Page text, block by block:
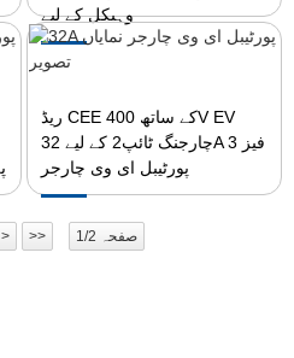
وہیکل کے لیے
ریڈ CEE کے ساتھ 400V EV
چارجنگ ٹائپ2 کے لیے 32A 3 فیز
پورٹیبل ای وی چارجر
اگلا > >> صفحہ 1/2